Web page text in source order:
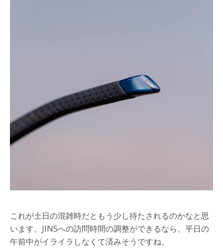
これが土日の混雑時だともう少し待たされるのかなと思
います。JINSへの訪問時間の調整ができるなら、平日の
午前中がイライラしなくて済みそうですね。